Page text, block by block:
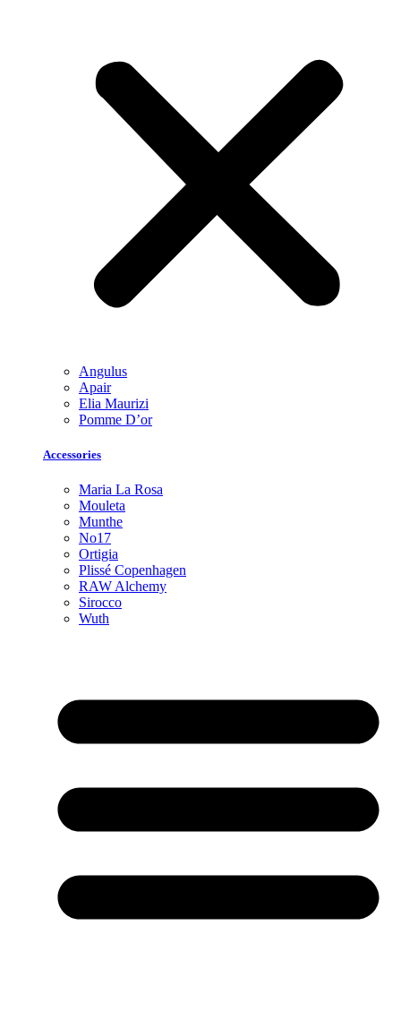
Angulus
Apair
Elia Maurizi
Pomme D’or
Accessories
Maria La Rosa
Mouleta
Munthe
No17
Ortigia
Plissé Copenhagen
RAW Alchemy
Sirocco
Wuth